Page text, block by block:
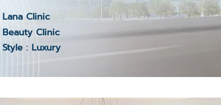
Lana Clinic
Beauty Clinic
Style : Luxury